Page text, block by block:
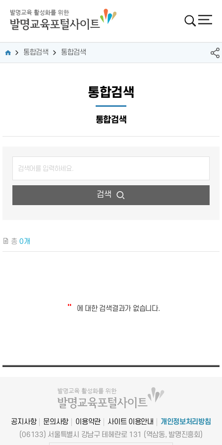
통합검색 통합검색
통합검색
통합검색
검색
총 0개
'' 에 대한 검색결과가 없습니다.
공지사항 문의사항 이용약관 사이트 이용안내
개인정보처리방침
(06133) 서울특별시 강남구 테헤란로 131 (역삼동, 발명진흥회)